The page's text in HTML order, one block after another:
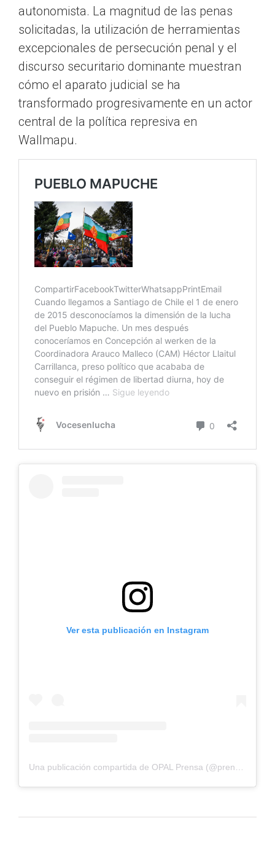
autonomista. La magnitud de las penas
solicitadas, la utilización de herramientas
excepcionales de persecución penal y el
discurso securitario dominante muestran
cómo el aparato judicial se ha
transformado progresivamente en un actor
central de la política represiva en
Wallmapu.
Ver esta publicación en Instagram